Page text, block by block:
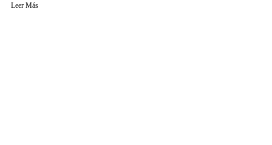
Leer Más